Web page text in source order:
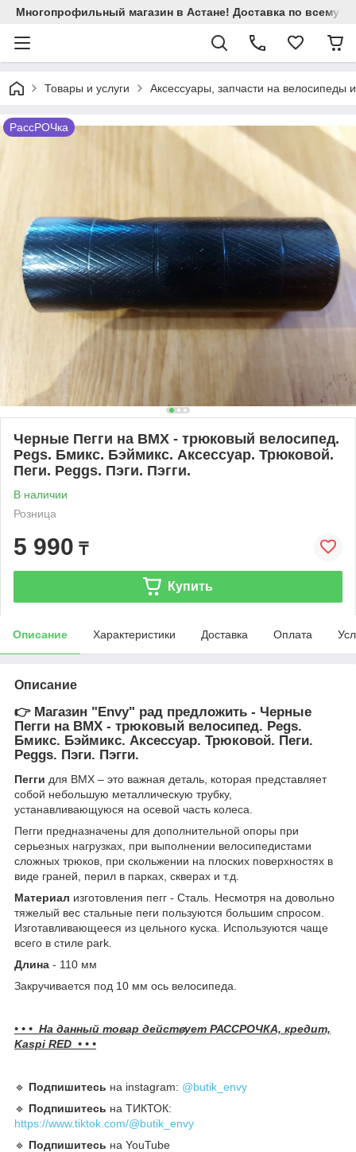
Многопрофильный магазин в Астане! Доставка по всему
Товары и услуги Аксессуары, запчасти на велосипеды
РассРОЧка
Черные Пегги на BMX - трюковый велосипед.
Pegs. Бмикс. Бэймикс. Аксессуар. Трюковой.
Пеги. Peggs. Пэги. Пэгги.
В наличии
Розница
5 990 ₸
Купить
Описание Характеристики Доставка Оплата
Описание
👉 Магазин "Envy" рад предложить - Черные
Пегги на BMX - трюковый велосипед. Pegs.
Бмикс. Бэймикс. Аксессуар. Трюковой. Пеги.
Peggs. Пэги. Пэгги.
Пегги для ВМХ – это важная деталь, которая представляет
собой небольшую металлическую трубку,
устанавливающуюся на осевой часть колеса.
Пегги предназначены для дополнительной опоры при
серьезных нагрузках, при выполнении велосипедистами
сложных трюков, при скольжении на плоских поверхностях в
виде граней, перил в парках, скверах и т.д.
Материал изготовления пегг - Сталь. Несмотря на довольно
тяжелый вес стальные пеги пользуются большим спросом.
Изготавливающееся из цельного куска. Используются чаще
всего в стиле park.
Длина - 110 мм
Закручивается под 10 мм ось велосипеда.
• • • На данный товар действует РАССРОЧКА, кредит,
Kaspi RED • • •
🔹️ Подпишитесь на instagram: @butik_envy
🔹️ Подпишитесь на ТИКТОК:
https://www.tiktok.com/@butik_envy
🔹️ Подпишитесь на YouTube